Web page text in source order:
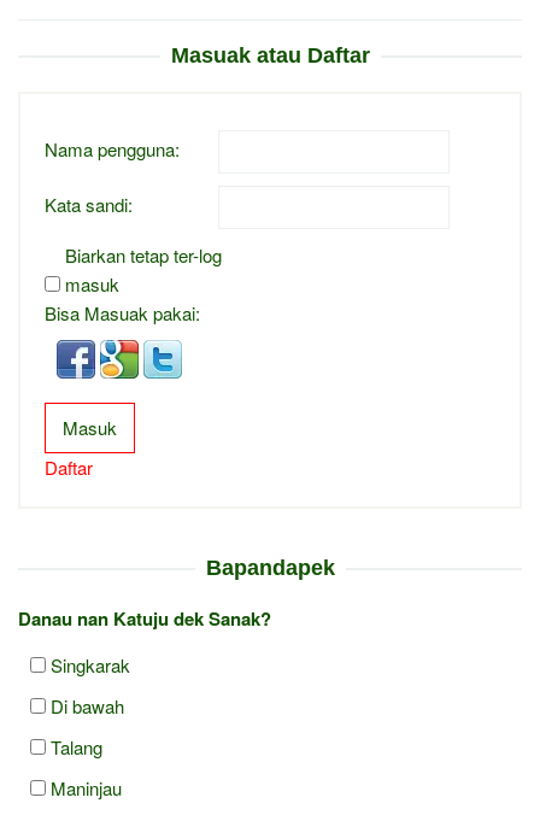
Masuak atau Daftar
Nama pengguna:
Kata sandi:
Biarkan tetap ter-log
masuk
Bisa Masuak pakai:
Masuk
Daftar
Bapandapek
Danau nan Katuju dek Sanak?
Singkarak
Di bawah
Talang
Maninjau